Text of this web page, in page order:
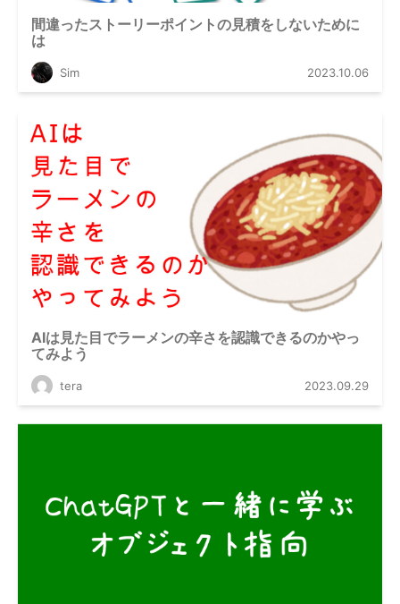
間違ったストーリーポイントの見積をしないために
は
Sim 2023.10.06
AIは見た目でラーメンの辛さを認識できるのかやっ
てみよう
tera 2023.09.29